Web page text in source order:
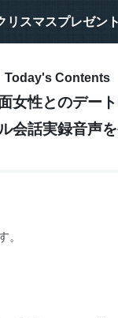
リスマスプレゼン
Today's Contents
女性とのデー
会話実録音声
。